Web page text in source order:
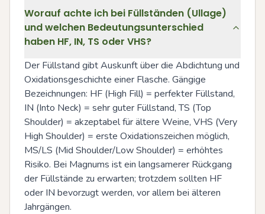
Worauf achte ich bei Füllständen (Ullage)
und welchen Bedeutungsunterschied
haben HF, IN, TS oder VHS?
Der Füllstand gibt Auskunft über die Abdichtung und
Oxidationsgeschichte einer Flasche. Gängige
Bezeichnungen: HF (High Fill) = perfekter Füllstand,
IN (Into Neck) = sehr guter Füllstand, TS (Top
Shoulder) = akzeptabel für ältere Weine, VHS (Very
High Shoulder) = erste Oxidationszeichen möglich,
MS/LS (Mid Shoulder/Low Shoulder) = erhöhtes
Risiko. Bei Magnums ist ein langsamerer Rückgang
der Füllstände zu erwarten; trotzdem sollten HF
oder IN bevorzugt werden, vor allem bei älteren
Jahrgängen.